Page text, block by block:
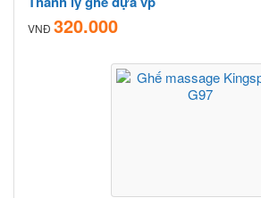
VNĐ 320.000